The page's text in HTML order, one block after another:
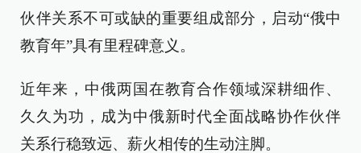
伙伴关系不可或缺的重要组成部分，启动“俄中
教育年”具有里程碑意义。
近年来，中俄两国在教育合作领域深耕细作、
久久为功，成为中俄新时代全面战略协作伙伴
关系行稳致远、薪火相传的生动注脚。